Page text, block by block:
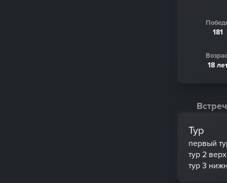
181
18
Тур
первый
тур 2
тур 3